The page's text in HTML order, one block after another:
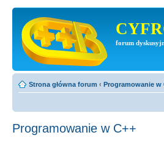
forum
Strona główna forum ‹ Programowanie w
Programowanie w C++